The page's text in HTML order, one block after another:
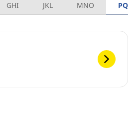
GHI JKL MNO PQRS